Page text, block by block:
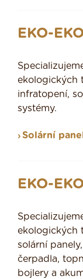
EKO-
ekologických
infratopení,
systémy.
Solární
EKO-
ekologických
solární
čerpadla,
bojlery a